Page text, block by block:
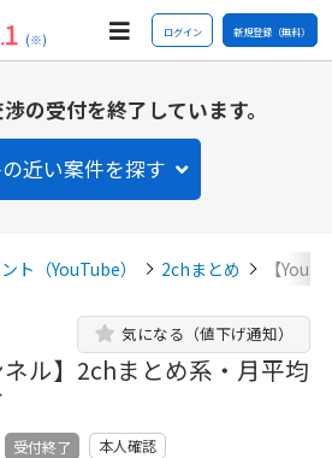
(※) ログイン 新規登録（無料）
の受付を終了しています。
近い案件を探す
ト（YouTube） 2chまとめ 【
ネル】2chまとめ系・月平均
気になる（値下げ通知）
受付終了 本人確認